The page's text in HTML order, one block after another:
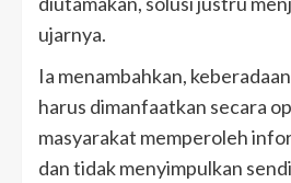
ujarnya.
Ia menambahkan,
harus dimanfaatkan secara
masyarakat memperoleh
dan tidak menyimpulkan